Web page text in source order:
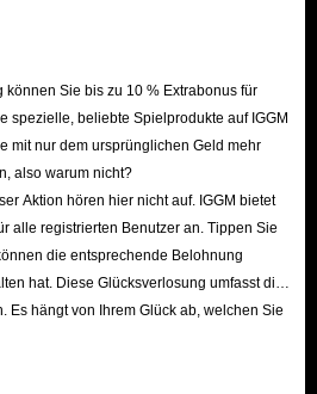
Spieler auch eine 100% sichere
sowie mehrere Zahlungsmethoden. Daher
sind.
auf IGGM.com kauft, kann eine
Dienstleistungen von professionellem
Sie aufgrund der Menge Ihrer Bestellung
lesen, die von professionellen IGGM-
mehr über die neuesten Entwicklungen in
Sie bis zu 10 % Extrabonus für
spezielle, beliebte Spielprodukte auf IGGM
mit nur dem ursprünglichen Geld mehr
also warum nicht?
Aktion hören hier nicht auf. IGGM bietet
alle registrierten Benutzer an. Tippen Sie
die entsprechende Belohnung
hat. Diese Glücksverlosung umfasst die
Es hängt von Ihrem Glück ab, welchen Sie